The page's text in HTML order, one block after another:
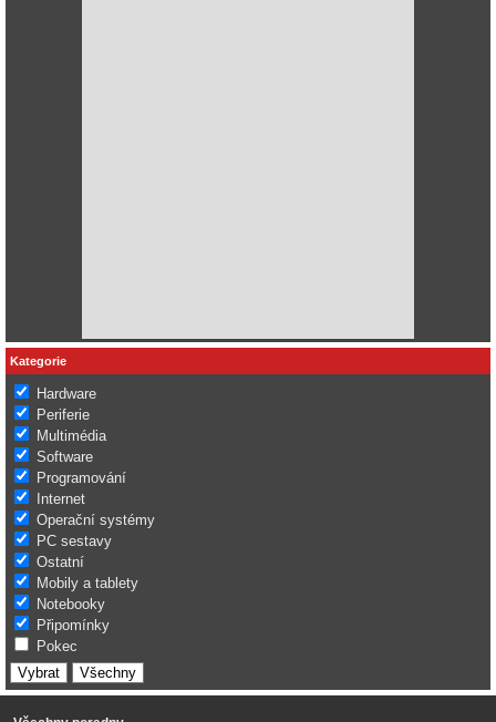
Kategorie
Hardware
Periferie
Multimédia
Software
Programování
Internet
Operační systémy
PC sestavy
Ostatní
Mobily a tablety
Notebooky
Připomínky
Pokec